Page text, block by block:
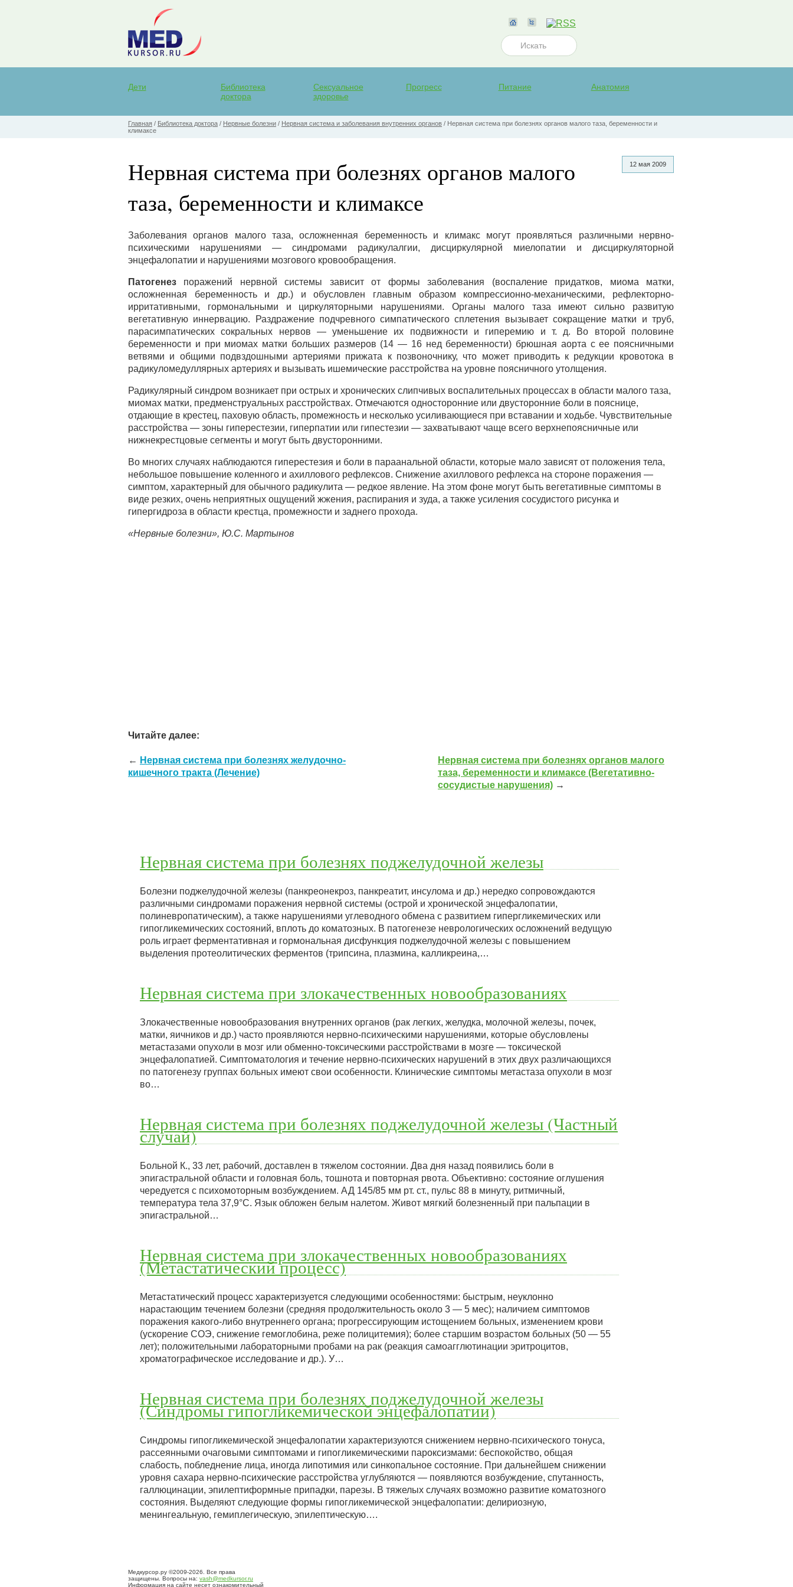
Дети
Библиотека
доктора
Сексуальное
здоровье
Прогресс Питание Анатомия
Главная / Библиотека доктора / Нервные болезни / Нервная система и заболевания внутренних органов / Нервная система при болезнях органов малого таза, беременности и
климаксе
12 мая 2009
Нервная система при болезнях органов малого
таза, беременности и климаксе
Заболевания органов малого таза, осложненная беременность и климакс могут проявляться различными нервно-
психическими нарушениями — синдромами радикулалгии, дисциркулярной миелопатии и дисциркуляторной
энцефалопатии и нарушениями мозгового кровообращения.
Патогенез поражений нервной системы зависит от формы заболевания (воспаление придатков, миома матки,
осложненная беременность и др.) и обусловлен главным образом компрессионно-механическими, рефлекторно-
ирритативными, гормональными и циркуляторными нарушениями. Органы малого таза имеют сильно развитую
вегетативную иннервацию. Раздражение подчревного симпатического сплетения вызывает сокращение матки и труб,
парасимпатических сокральных нервов — уменьшение их подвижности и гиперемию и т. д. Во второй половине
беременности и при миомах матки больших размеров (14 — 16 нед беременности) брюшная аорта с ее поясничными
ветвями и общими подвздошными артериями прижата к позвоночнику, что может приводить к редукции кровотока в
радикуломедуллярных артериях и вызывать ишемические расстройства на уровне поясничного утолщения.
Радикулярный синдром возникает при острых и хронических слипчивых воспалительных процессах в области малого таза,
миомах матки, предменструальных расстройствах. Отмечаются односторонние или двусторонние боли в пояснице,
отдающие в крестец, паховую область, промежность и несколько усиливающиеся при вставании и ходьбе. Чувствительные
расстройства — зоны гиперестезии, гиперпатии или гипестезии — захватывают чаще всего верхнепоясничные или
нижнекрестцовые сегменты и могут быть двусторонними.
Во многих случаях наблюдаются гиперестезия и боли в параанальной области, которые мало зависят от положения тела,
небольшое повышение коленного и ахиллового рефлексов. Снижение ахиллового рефлекса на стороне поражения —
симптом, характерный для обычного радикулита — редкое явление. На этом фоне могут быть вегетативные симптомы в
виде резких, очень неприятных ощущений жжения, распирания и зуда, а также усиления сосудистого рисунка и
гипергидроза в области крестца, промежности и заднего прохода.
«Нервные болезни», Ю.С. Мартынов
Читайте далее:
← Нервная система при болезнях желудочно-
кишечного тракта (Лечение)
Нервная система при болезнях органов малого
таза, беременности и климаксе (Вегетативно-
сосудистые нарушения) →
Нервная система при болезнях поджелудочной железы
Болезни поджелудочной железы (панкреонекроз, панкреатит, инсулома и др.) нередко сопровождаются
различными синдромами поражения нервной системы (острой и хронической энцефалопатии,
полиневропатическим), а также нарушениями углеводного обмена с развитием гипергликемических или
гипогликемических состояний, вплоть до коматозных. В патогенезе неврологических осложнений ведущую
роль играет ферментативная и гормональная дисфункция поджелудочной железы с повышением
выделения протеолитических ферментов (трипсина, плазмина, калликреина,…
Нервная система при злокачественных новообразованиях
Злокачественные новообразования внутренних органов (рак легких, желудка, молочной железы, почек,
матки, яичников и др.) часто проявляются нервно-психическими нарушениями, которые обусловлены
метастазами опухоли в мозг или обменно-токсическими расстройствами в мозге — токсической
энцефалопатией. Симптоматология и течение нервно-психических нарушений в этих двух различающихся
по патогенезу группах больных имеют свои особенности. Клинические симптомы метастаза опухоли в мозг
во…
Нервная система при болезнях поджелудочной железы (Частный
случай)
Больной К., 33 лет, рабочий, доставлен в тяжелом состоянии. Два дня назад появились боли в
эпигастральной области и головная боль, тошнота и повторная рвота. Объективно: состояние оглушения
чередуется с психомоторным возбуждением. АД 145/85 мм рт. ст., пульс 88 в минуту, ритмичный,
температура тела 37,9°С. Язык обложен белым налетом. Живот мягкий болезненный при пальпации в
эпигастральной…
Нервная система при злокачественных новообразованиях
(Метастатический процесс)
Метастатический процесс характеризуется следующими особенностями: быстрым, неуклонно
нарастающим течением болезни (средняя продолжительность около 3 — 5 мес); наличием симптомов
поражения какого-либо внутреннего органа; прогрессирующим истощением больных, изменением крови
(ускорение СОЭ, снижение гемоглобина, реже полицитемия); более старшим возрастом больных (50 — 55
лет); положительными лабораторными пробами на рак (реакция самоагглютинации эритроцитов,
хроматографическое исследование и др.). У…
Нервная система при болезнях поджелудочной железы
(Синдромы гипогликемической энцефалопатии)
Синдромы гипогликемической энцефалопатии характеризуются снижением нервно-психического тонуса,
рассеянными очаговыми симптомами и гипогликемическими пароксизмами: беспокойство, общая
слабость, побледнение лица, иногда липотимия или синкопальное состояние. При дальнейшем снижении
уровня сахара нервно-психические расстройства углубляются — появляются возбуждение, спутанность,
галлюцинации, эпилептиформные припадки, парезы. В тяжелых случаях возможно развитие коматозного
состояния. Выделяют следующие формы гипогликемической энцефалопатии: делириозную,
менингеальную, гемиплегическую, эпилептическую….
Медкурсор.ру ©2009-2026. Все права
защищены. Вопросы на: vash@medkursor.ru
Информация на сайте несет ознакомительный